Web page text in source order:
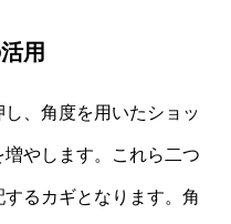
用
、角度を用いたショッ
増やします。これら二つ
るカギとなります。角